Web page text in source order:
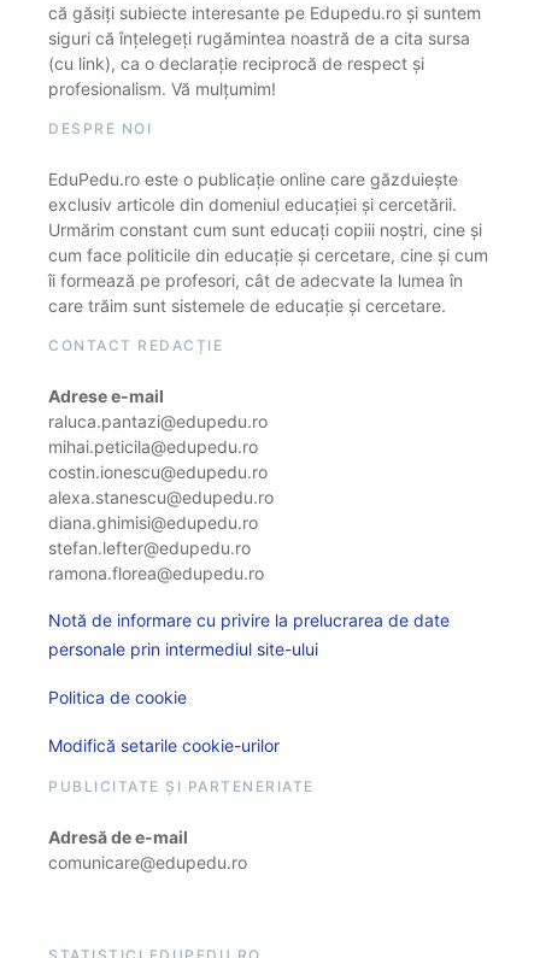
că găsiți subiecte interesante pe Edupedu.ro și suntem
siguri că înțelegeți rugămintea noastră de a cita sursa
(cu link), ca o declarație reciprocă de respect și
profesionalism. Vă mulțumim!
DESPRE NOI
EduPedu.ro este o publicație online care găzduiește
exclusiv articole din domeniul educației și cercetării.
Urmărim constant cum sunt educați copiii noștri, cine și
cum face politicile din educație și cercetare, cine și cum
îi formează pe profesori, cât de adecvate la lumea în
care trăim sunt sistemele de educație și cercetare.
CONTACT REDACȚIE
Adrese e-mail
raluca.pantazi@edupedu.ro
mihai.peticila@edupedu.ro
costin.ionescu@edupedu.ro
alexa.stanescu@edupedu.ro
diana.ghimisi@edupedu.ro
stefan.lefter@edupedu.ro
ramona.florea@edupedu.ro
Notă de informare cu privire la prelucrarea de date
personale prin intermediul site-ului
Politica de cookie
Modifică setarile cookie-urilor
PUBLICITATE ȘI PARTENERIATE
Adresă de e-mail
comunicare@edupedu.ro